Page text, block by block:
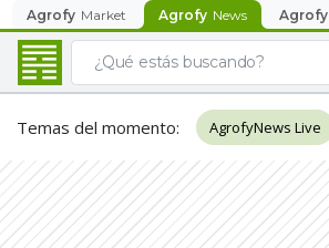
Agrofy Market Agrofy News Agrofy
Temas del momento: AgrofyNews Live